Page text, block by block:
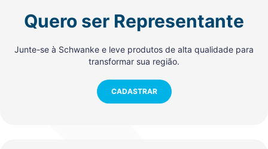
Quero ser Representante
Junte-se à Schwanke e leve produtos de alta qualidade para
transformar sua região.
CADASTRAR